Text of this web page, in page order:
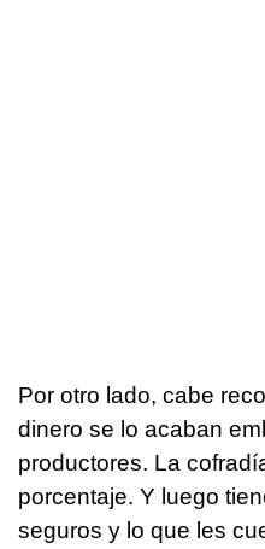
Por otro lado, cabe
dinero se lo acaban
productores. La
porcentaje. Y luego
seguros y lo que les